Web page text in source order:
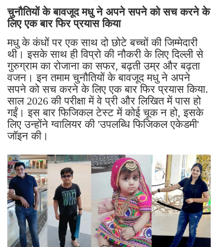
चुनौतियों के बावजूद मधु ने अपने सपने को सच करने के
लिए एक बार फिर प्रयास किया
मधु के कंधों पर एक साथ दो छोटे बच्चों की जिम्मेदारी
थी। इसके साथ ही विप्रो की नौकरी के लिए दिल्ली से
गुरुग्राम का रोजाना का सफर, बढ़ती उम्र और बढ़ता
वजन। इन तमाम चुनौतियों के बावजूद मधु ने अपने
सपने को सच करने के लिए एक बार फिर प्रयास किया.
साल 2026 की परीक्षा में वे प्री और लिखित में पास हो
गईं। इस बार फिजिकल टेस्ट में कोई चूक न हो, इसके
लिए उन्होंने ग्वालियर की 'उपलब्धि फिजिकल एकेडमी'
जॉइन की।